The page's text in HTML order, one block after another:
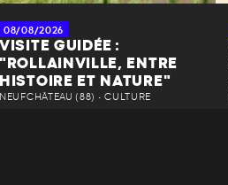
08/08/2026
VISITE GUIDÉE :
"ROLLAINVILLE, ENTRE
HISTOIRE ET NATURE"
NEUFCHÂTEAU (88) • CULTURE